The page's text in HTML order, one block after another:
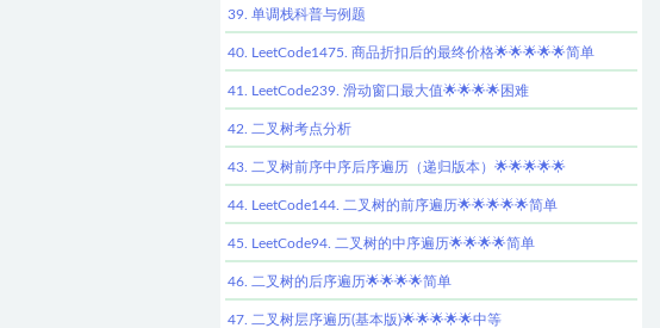
39. 单调栈科普与例题
40. LeetCode1475. 商品折扣后的最终价格🌟🌟🌟🌟🌟简单
41. LeetCode239. 滑动窗口最大值🌟🌟🌟🌟困难
42. 二叉树考点分析
43. 二叉树前序中序后序遍历（递归版本）🌟🌟🌟🌟🌟
44. LeetCode144. 二叉树的前序遍历🌟🌟🌟🌟🌟简单
45. LeetCode94. 二叉树的中序遍历🌟🌟🌟🌟简单
46. 二叉树的后序遍历🌟🌟🌟🌟简单
47. 二叉树层序遍历(基本版)🌟🌟🌟🌟🌟中等